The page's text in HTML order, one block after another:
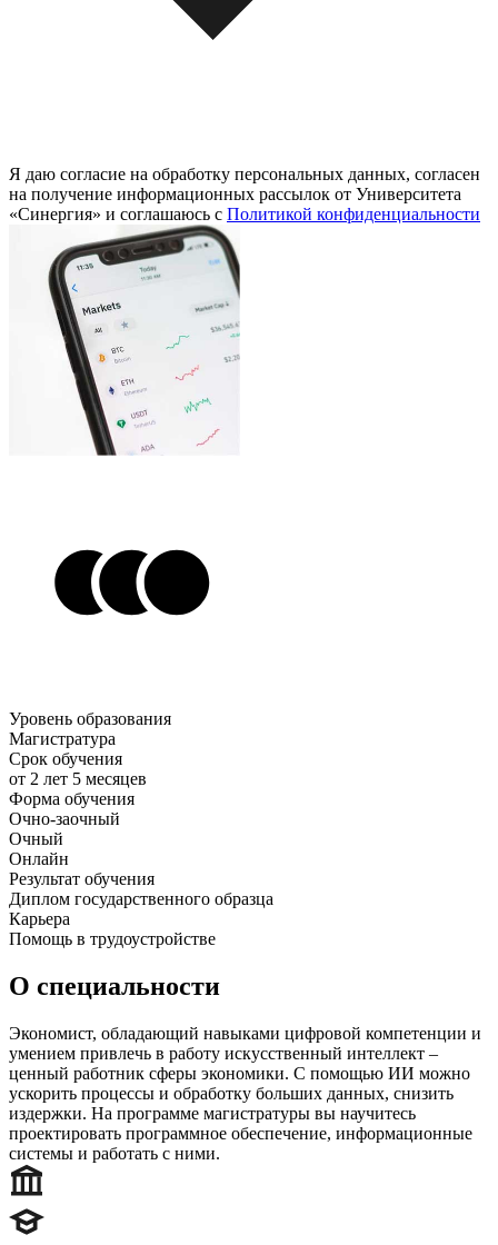
Я даю согласие на обработку персональных данных, согласен
на получение информационных рассылок от Университета
«Синергия» и соглашаюсь c Политикой конфиденциальности
Уровень образования
Магистратура
Срок обучения
от 2 лет 5 месяцев
Форма обучения
Очно-заочный
Очный
Онлайн
Результат обучения
Диплом государственного образца
Карьера
Помощь в трудоустройстве
О специальности
Экономист, обладающий навыками цифровой компетенции и
умением привлечь в работу искусственный интеллект ‒
ценный работник сферы экономики. С помощью ИИ можно
ускорить процессы и обработку больших данных, снизить
издержки. На программе магистратуры вы научитесь
проектировать программное обеспечение, информационные
системы и работать с ними.